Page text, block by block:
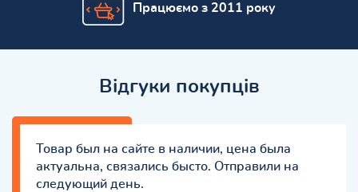
Працюємо з 2011 року
Відгуки покупців
Товар был на сайте в наличии, цена была
актуальна, связались бысто. Отправили на
следующий день.